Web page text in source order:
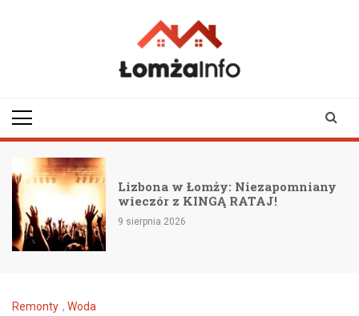
Niezapomniany
RATAJ!
Finał
artystycznych w
wkrótce!
Remonty , Woda